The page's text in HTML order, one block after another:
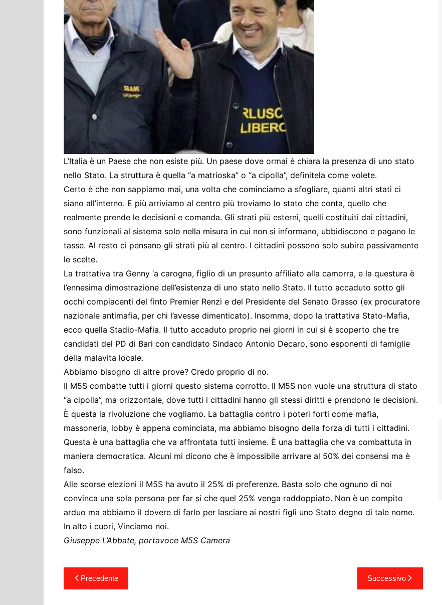
Cultura ed Istruzione
Eventi
Finanze e tesoro
Giustizia
Lavori pubblici e Trasporti
L’Italia è un Paese che non esiste più. Un paese dove ormai è chiara la presenza di uno stato
nello Stato. La struttura è quella “a matrioska” o “a cipolla”, definitela come volete.
Certo è che non sappiamo mai, una volta che cominciamo a sfogliare, quanti altri stati ci
siano all’interno. E più arriviamo al centro più troviamo lo stato che conta, quello che
realmente prende le decisioni e comanda. Gli strati più esterni, quelli costituiti dai cittadini,
sono funzionali al sistema solo nella misura in cui non si informano, ubbidiscono e pagano le
tasse. Al resto ci pensano gli strati più al centro. I cittadini possono solo subire passivamente
le scelte.
La trattativa tra Genny ‘a carogna, figlio di un presunto affiliato alla camorra, e la questura è
l’ennesima dimostrazione dell’esistenza di uno stato nello Stato. Il tutto accaduto sotto gli
occhi compiacenti del finto Premier Renzi e del Presidente del Senato Grasso (ex procuratore
nazionale antimafia, per chi l’avesse dimenticato). Insomma, dopo la trattativa Stato-Mafia,
ecco quella Stadio-Mafia. Il tutto accaduto proprio nei giorni in cui si è scoperto che tre
candidati del PD di Bari con candidato Sindaco Antonio Decaro, sono esponenti di famiglie
della malavita locale.
Abbiamo bisogno di altre prove? Credo proprio di no.
Il M5S combatte tutti i giorni questo sistema corrotto. Il M5S non vuole una struttura di stato
“a cipolla”, ma orizzontale, dove tutti i cittadini hanno gli stessi diritti e prendono le decisioni.
È questa la rivoluzione che vogliamo. La battaglia contro i poteri forti come mafia,
massoneria, lobby è appena cominciata, ma abbiamo bisogno della forza di tutti i cittadini.
Questa è una battaglia che va affrontata tutti insieme. È una battaglia che va combattuta in
maniera democratica. Alcuni mi dicono che è impossibile arrivare al 50% dei consensi ma è
falso.
Alle scorse elezioni il M5S ha avuto il 25% di preferenze. Basta solo che ognuno di noi
convinca una sola persona per far si che quel 25% venga raddoppiato. Non è un compito
arduo ma abbiamo il dovere di farlo per lasciare ai nostri figli uno Stato degno di tale nome.
In alto i cuori, Vinciamo noi.
Giuseppe L’Abbate, portavoce M5S Camera
Navigazione
articoli
Precedente Successivo